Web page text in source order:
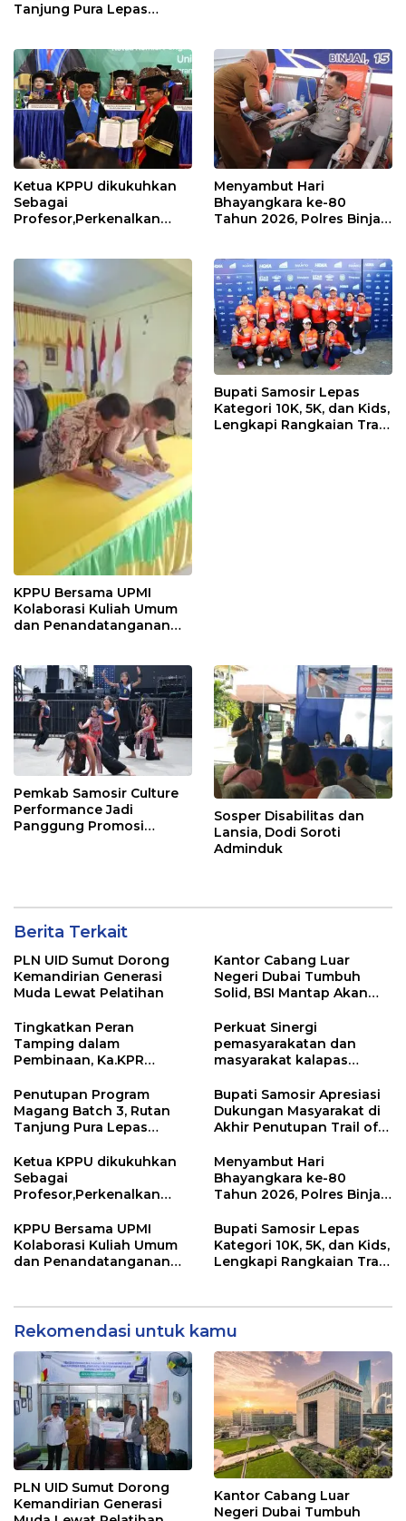
Tanjung Pura Lepas
Kebanggaan
Ketua KPPU dikukuhkan
Sebagai
Profesor,Perkenalkan
Menyambut Hari
Bhayangkara ke-80
Tahun 2026, Polres Binjai
KPPU Bersama UPMI
Kolaborasi Kuliah Umum
dan Penandatanganan
Bupati Samosir Lepas
Kategori 10K, 5K, dan Kids,
Lengkapi Rangkaian Trail
Pemkab Samosir Culture
Performance Jadi
Panggung Promosi
Sosper Disabilitas dan
Lansia, Dodi Soroti
Adminduk
Berita Terkait
PLN UID Sumut Dorong
Kemandirian Generasi
Muda Lewat Pelatihan
Kantor Cabang Luar
Negeri Dubai Tumbuh
Solid, BSI Mantap Akan
Saudi
Tingkatkan Peran
Tamping dalam
Pembinaan, Ka.KPR
Motivasi
Perkuat Sinergi
pemasyarakatan dan
masyarakat kalapas
kerja sama program Desa
Binaan pemasyarakatan
Penutupan Program
Magang Batch 3, Rutan
Tanjung Pura Lepas
Penuh Haru dan
Kebanggaan
Bupati Samosir Apresiasi
Dukungan Masyarakat di
Akhir Penutupan Trail of
Ketua KPPU dikukuhkan
Sebagai
Profesor,Perkenalkan
Pembangunan Nasional
Menyambut Hari
Bhayangkara ke-80
Tahun 2026, Polres Binjai
Kesehatan
KPPU Bersama UPMI
Kolaborasi Kuliah Umum
dan Penandatanganan
Bupati Samosir Lepas
Kategori 10K, 5K, dan Kids,
Lengkapi Rangkaian Trail
Rekomendasi untuk kamu
PLN UID Sumut Dorong
Kemandirian Generasi
Kantor Cabang Luar
Negeri Dubai Tumbuh